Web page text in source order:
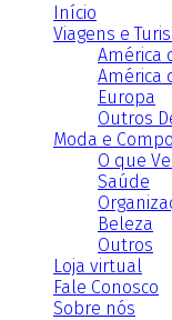
Início
Viagens e
América
América
Europa
Outros
Moda e
O que
Saúde
Beleza
Outros
Loja virtual
Fale Conosco
Sobre nós